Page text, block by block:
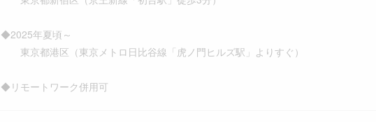
◆2025年夏頃～
東京都港区（東京メトロ日比谷線「虎ノ門ヒルズ駅」よりすぐ）
◆リモートワーク併用可